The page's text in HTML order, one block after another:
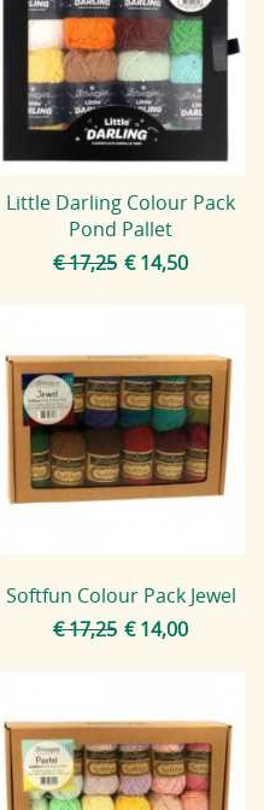
Little Darling Colour Pack
Pond Pallet
€ 17,25 € 14,50
Softfun Colour Pack Jewel
€ 17,25 € 14,00